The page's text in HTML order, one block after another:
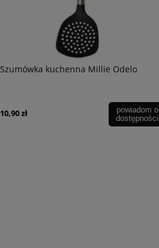
Szumówka kuchenna Millie Odelo
10,90 zł
powiadom o
dostępności